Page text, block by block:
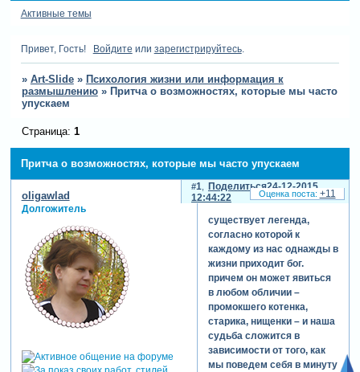
Активные темы
Привет, Гость! Войдите или зарегистрируйтесь.
» Art-Slide » Психология жизни или информация к
размышлению » Притча о возможностях, которые мы часто
упускаем
Притча о возможностях, которые мы часто упускаем
Страница: 1
Поделиться
1
24-12-2015
12:44:22
oligawlad
Долгожитель
существует легенда,
согласно которой к
каждому из нас однажды в
жизни приходит бог.
причем он может явиться
в любом обличии –
промокшего котенка,
старика, нищенки – и наша
судьба сложится в
зависимости от того, как
мы поведем себя в минуту
+11